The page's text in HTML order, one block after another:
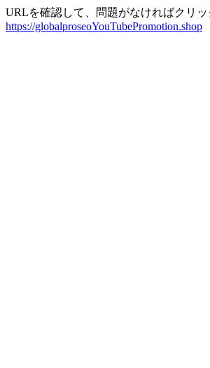
URLを確認して、問題がなければクリッ
https://globalproseoYouTubePromotion.shop